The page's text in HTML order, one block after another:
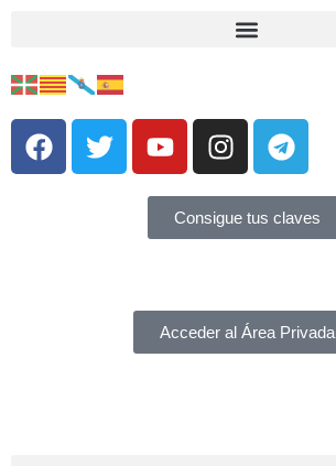
Consigue tus claves
Acceder al Área Privada